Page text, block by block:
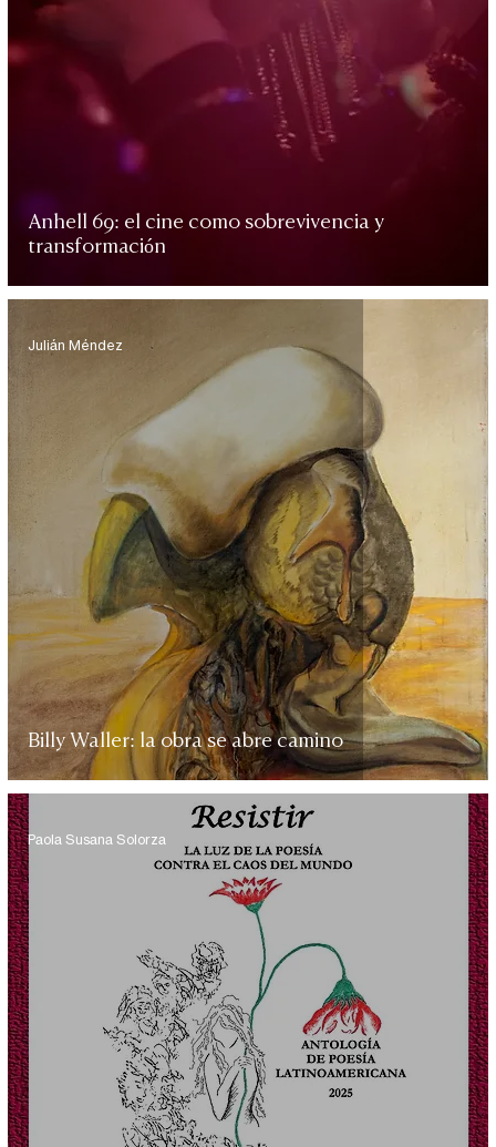
Anhell 69: el cine como sobrevivencia y
transformación
Billy Waller: la obra se abre camino
Julián Méndez
Paola Susana Solorza